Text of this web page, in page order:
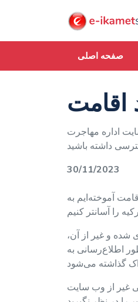
صفحه اصلی
اقامت
اداره مهاجرت
30/11/2023
آموخته‌ایم به
شده و غیر از آن،
اطلاع‌رسانی به
غیر از وب سایت